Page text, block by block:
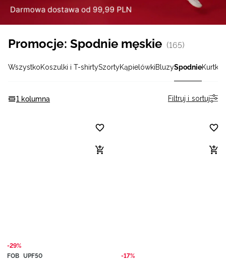
Promocje: Spodnie męskie (165)
WszystkoKoszulki i T-shirtySzortyKąpielówkiBluzySpodnieKurtki
1 kolumna Filtruj i sortuj
-29%
FOB UPF50 -17%
Niemiecki / EUR
Rumuński / RON